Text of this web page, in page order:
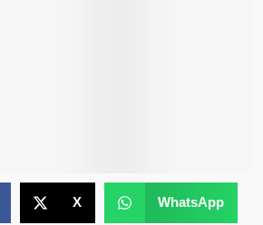
X WhatsApp